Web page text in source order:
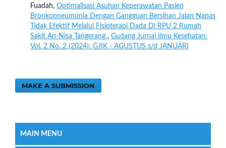
Fuadah, Optimalisasi Asuhan Keperawatan Pasien
Bronkopneumonia Dengan Gangguan Bersihan Jalan Napas
Tidak Efektif Melalui Fisioterapi Dada Di RPU 2 Rumah
Sakit An-Nisa Tangerang , Gudang Jurnal Ilmu Kesehatan:
Vol. 2 No. 2 (2024): GJIK - AGUSTUS s/d JANUARI
MAKE A SUBMISSION
MAIN MENU